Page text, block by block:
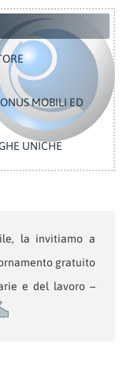
MOBILI ED
UNICHE
la invitiamo a
gratuito
e del lavoro –